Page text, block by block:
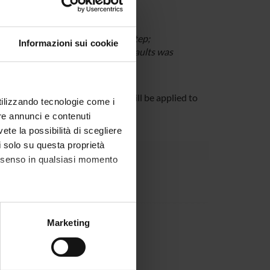
Informazioni sui cookie
tecnologie come i
annunci e contenuti
la possibilità di scegliere
su questa proprietà
in qualsiasi momento
metro,Marketing
cells and fault models;
models found in the previous step;
and the cells in which the faults was
identified main techniques will be applied to
achieved by the project.